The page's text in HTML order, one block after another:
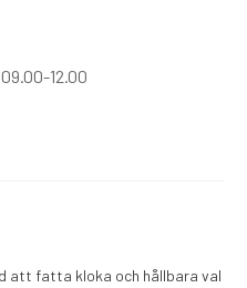
12.00
att fatta kloka och hållbara val